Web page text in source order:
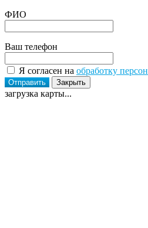
ФИО
Ваш телефон
Я согласен на обработку
Отправить Закрыть
загрузка карты...